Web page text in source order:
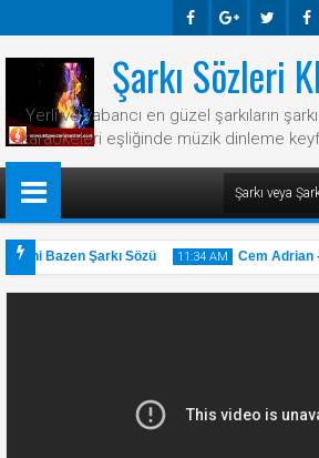
Ook E-
Plus
R Ook
Şarkı Sözleri
Yerli ve yabancı en güzel şarkıların
karaokeleri eşliğinde müzik dinleme
Bazen Şarkı Sözü 11:34 AM
31 May
2025
Cem Adrian -